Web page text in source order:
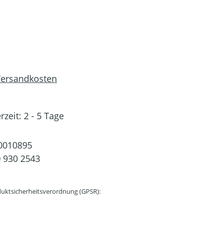
2 - 5 Tage
930 2543
(GPSR):